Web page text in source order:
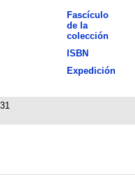
Fascículo
de la
colección
ISBN
Expedición